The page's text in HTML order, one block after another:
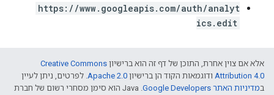
https://www.googleapis.com/auth/analyt
ics.edit
אלא אם צוין אחרת, התוכן של דף זה הוא ברישיון Creative Commons
Attribution 4.0 ודוגמאות הקוד הן ברישיון Apache 2.0. לפרטים, ניתן לעיין
במדיניות האתר Google Developers‏
.‏ Java הוא סימן מסחרי רשום של חברת